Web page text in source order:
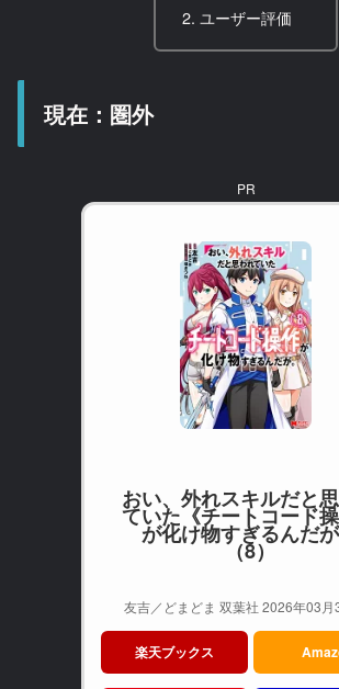
ユーザー評価
現在：圏外
PR
おい、外れスキルだと
ていた《チートコード
が化け物すぎるんだが
（8）
友吉／どまどま 双葉社 2026年03月
楽天ブックス